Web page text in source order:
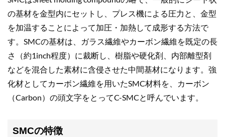
の基材を金型内にセットし、プレス機による圧力と、金型
を加温することによって加圧・加熱して成形する方法で
す。SMCの基材は、ガラス繊維やカーボン繊維を既定の長
さ（約1inch程度）に裁断し、樹脂や硬化剤、内部離型剤
などを混合した素材に含侵させた中間基材になります。強
化材としてカーボン繊維を用いたSMC材料を、カーボン
（Carbon）の頭文字をとってC-SMCと呼んでいます。
SMCの特徴